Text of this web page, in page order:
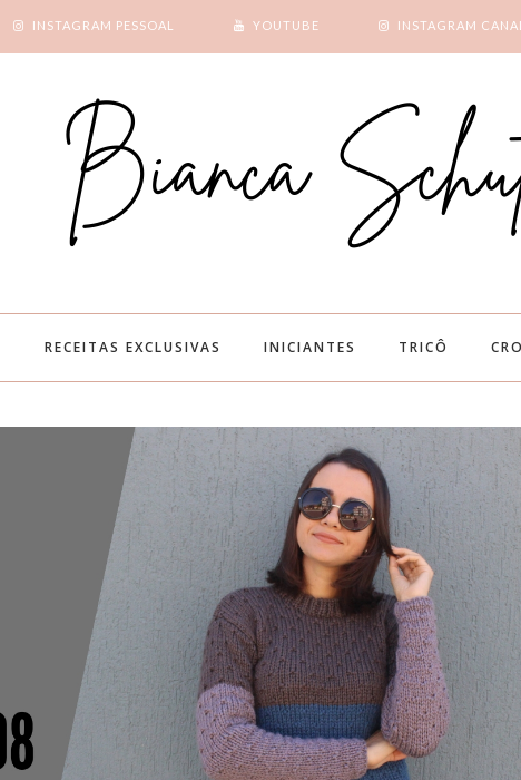
INSTAGRAM PESSOAL YOUTUBE INSTAGRAM CANAL
RECEITAS EXCLUSIVAS INICIANTES TRICÔ